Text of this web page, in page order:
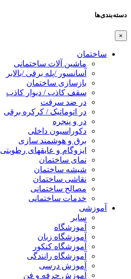
دسته‌بندی‌ها
×
ساختمان
ماشین آلات ساختمانی
آسانسور /پله برقی /بالابر
بازسازی ساختمان
سقف کاذب / دیوار کاذب
در ضد سرقت
در اتوماتیک / کرکره برقی
در و پنجره
دکوراسیون داخلی
برق و هوشمند سازی
ایزوگام و عایقهای رطوبتی
نمای ساختمان
شیشه ساختمان
نقاشی ساختمان
مصالح ساختمانی
خدمات ساختمانی
آموزشی
سایر
آموزشگاه
آموزشگاه زبان
آموزشگاه کنکور
آموزشگاه رانندگی
آموزش درسی
آموزش حرفه و فن